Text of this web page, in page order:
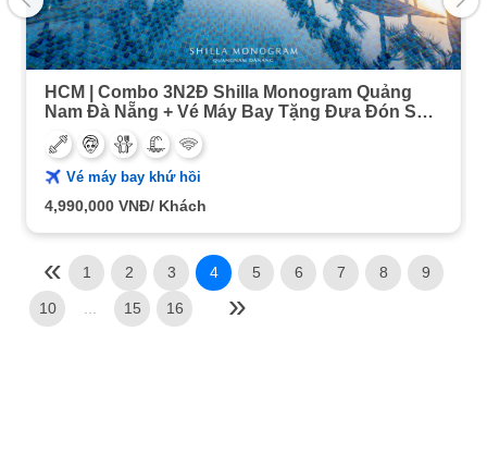
HCM | Combo 3N2Đ Shilla Monogram Quảng
Nam Đà Nẵng + Vé Máy Bay Tặng Đưa Đón Sân
Bay
Vé máy bay khứ hồi
4,990,000 VNĐ/ Khách
1 2 3 4 5 6 7 8 9
10 15 16